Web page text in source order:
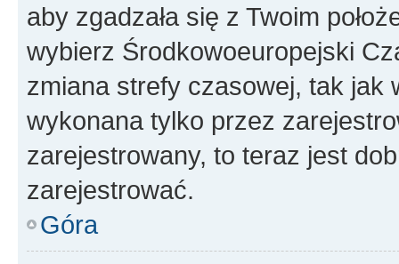
aby zgadzała się z Twoim
wybierz Środkowoeuropejski
zmiana strefy czasowej, tak jak
wykonana tylko przez
zarejestrowany, to teraz jest
zarejestrować.
Góra